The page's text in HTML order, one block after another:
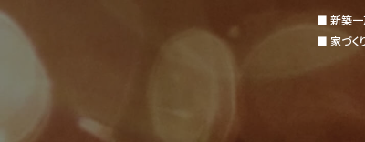
( 5 )アフターメン
( 6 )住宅・不動産
( 7 )各種キャンペ
( 8 )ご契約物件等
新築
家づく